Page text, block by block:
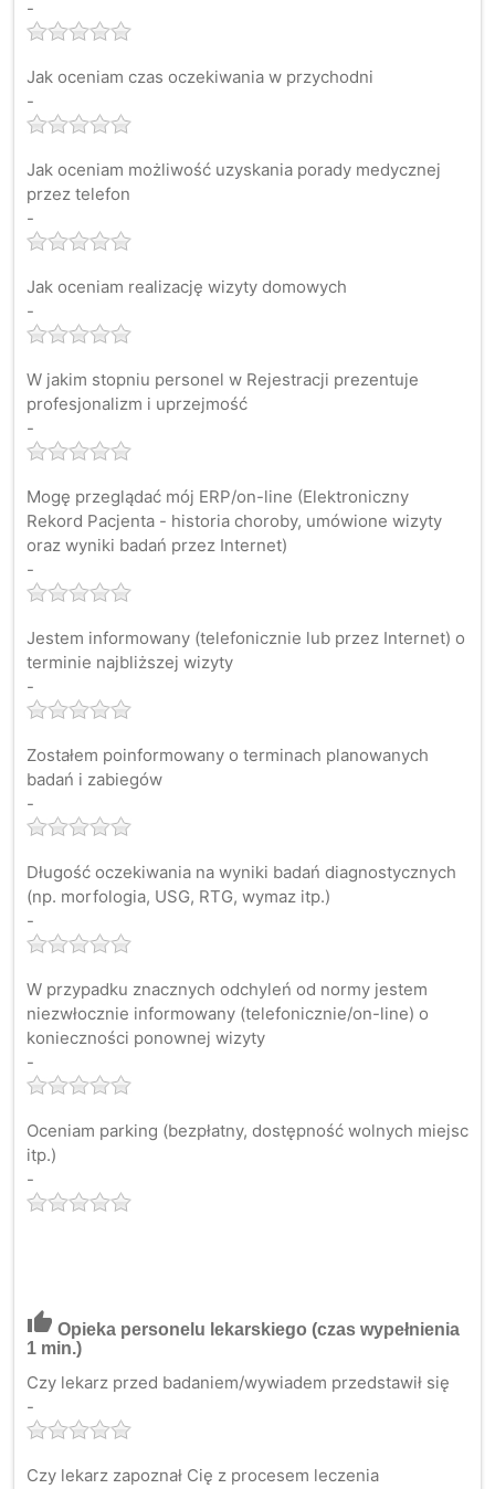
-
Jak oceniam czas oczekiwania w przychodni
-
Jak oceniam możliwość uzyskania porady medycznej
przez telefon
-
Jak oceniam realizację wizyty domowych
-
W jakim stopniu personel w Rejestracji prezentuje
profesjonalizm i uprzejmość
-
Mogę przeglądać mój ERP/on-line (Elektroniczny
Rekord Pacjenta - historia choroby, umówione wizyty
oraz wyniki badań przez Internet)
-
Jestem informowany (telefonicznie lub przez Internet) o
terminie najbliższej wizyty
-
Zostałem poinformowany o terminach planowanych
badań i zabiegów
-
Długość oczekiwania na wyniki badań diagnostycznych
(np. morfologia, USG, RTG, wymaz itp.)
-
W przypadku znacznych odchyleń od normy jestem
niezwłocznie informowany (telefonicznie/on-line) o
konieczności ponownej wizyty
-
Oceniam parking (bezpłatny, dostępność wolnych miejsc
itp.)
-
thumb_up Opieka personelu lekarskiego (czas wypełnienia
1 min.)
Czy lekarz przed badaniem/wywiadem przedstawił się
-
Czy lekarz zapoznał Cię z procesem leczenia